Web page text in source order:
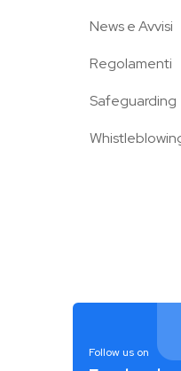
News e Avvisi
Regolamenti
Safeguarding
Follow us on